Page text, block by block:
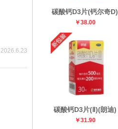
2026.6.23
碳酸钙D3片(钙尔奇D)
￥38.00
碳酸钙D3片(Ⅱ)(朗迪)
￥31.90